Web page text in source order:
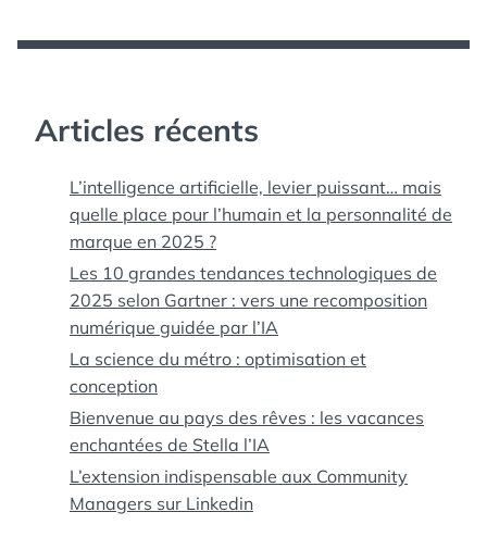
Articles récents
L’intelligence artificielle, levier puissant… mais
quelle place pour l’humain et la personnalité de
marque en 2025 ?
Les 10 grandes tendances technologiques de
2025 selon Gartner : vers une recomposition
numérique guidée par l’IA
La science du métro : optimisation et
conception
Bienvenue au pays des rêves : les vacances
enchantées de Stella l’IA
L’extension indispensable aux Community
Managers sur Linkedin